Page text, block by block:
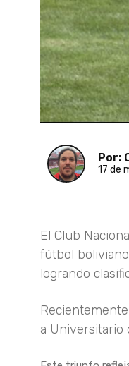
Por:
17 de
El Club
fútbol
logrando
a Universitario